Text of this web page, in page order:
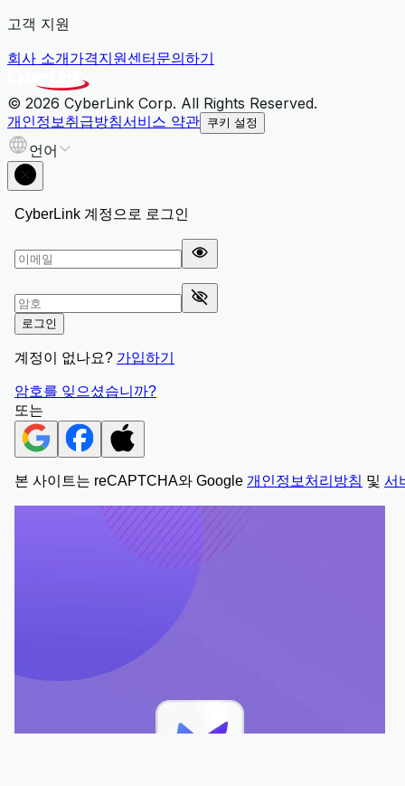
고객 지원
회사 소개가격지원센터문의하기
© 2026 CyberLink Corp. All Rights Reserved.
개인정보취급방침서비스 약관 쿠키 설정
언어